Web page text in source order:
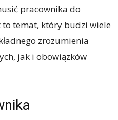
pracownika do
to temat, który budzi wiele
zrozumienia
jak i obowiązków